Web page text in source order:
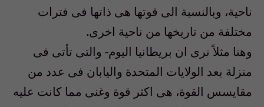
ناحية، وبالنسبة الى قوتها هى ذاتها فى فترات
مختلفة من تاريخها من ناحية اخرى.
وهنا مثلاً نرى ان بريطانيا اليوم- والتى تأتى فى
منزلة بعد الولايات المتحدة واليابان فى عدد من
مقايسس القوة، هى اكثر قوة وغنى مما كانت عليه